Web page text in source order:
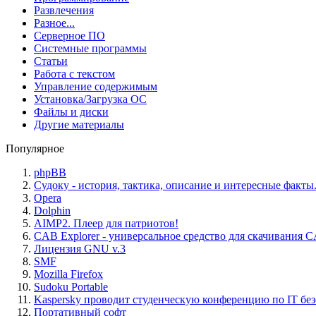
Развлечения
Разное...
Серверное ПО
Системные программы
Статьи
Работа с текстом
Управление содержимым
Установка/Загрузка ОС
Файлы и диски
Другие материалы
Популярное
phpBB
Судоку - история, тактика, описание и интересные факты.
Opera
Dolphin
AIMP2. Плеер для патриотов!
CAB Explorer - универсальное средство для скачивания
Лицензия GNU v.3
SMF
Mozilla Firefox
Sudoku Portable
Kaspersky проводит студенческую конференцию по IT
Портативный софт